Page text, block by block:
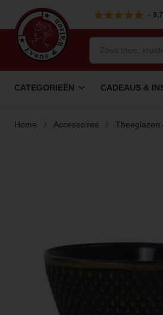
– 9,7
CATEGORIEËN CADEAUS &
Home Accessoires Theeglazen